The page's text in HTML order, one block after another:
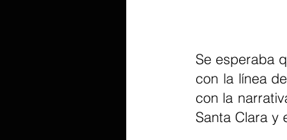
Se esperaba
con la línea
con la
Santa Clara y